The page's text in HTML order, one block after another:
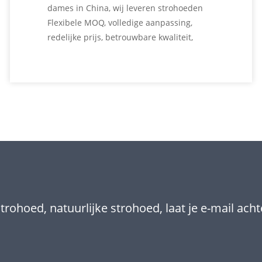
dames in China, wij leveren strohoeden
Flexibele MOQ, volledige aanpassing,
redelijke prijs, betrouwbare kwaliteit,
natuurlijke strohoed, laat je e-mail